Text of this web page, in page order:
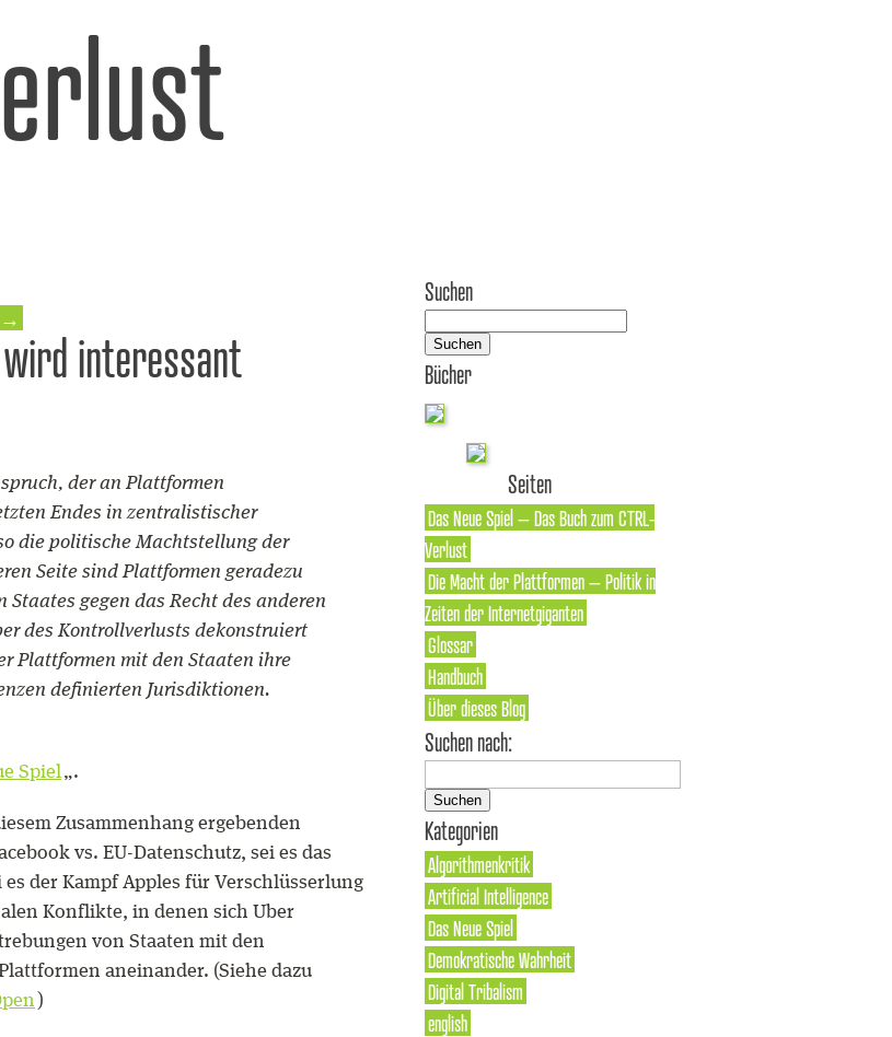
→
interessant
der an Plattformen
Endes in zentralistischer
die politische Machtstellung der
Seite sind Plattformen geradezu
Staates gegen das Recht des anderen
des Kontrollverlusts dekonstruiert
Plattformen mit den Staaten ihre
definierten Jurisdiktionen.
Spiel„.
Zusammenhang ergebenden
vs. EU-Datenschutz, sei es das
der Kampf Apples für Verschlüsserlung
Konflikte, in denen sich Uber
von Staaten mit den
aneinander. (Siehe dazu
)
Suchen
Suchen
Bücher
Seiten
Das Neue Spiel – Das Buch zum CTRL-
Verlust
Die Macht der Plattformen – Politik in
Zeiten der Internetgiganten
Glossar
Handbuch
Über dieses Blog
Suchen nach:
Kategorien
Algorithmenkritik
Artificial Intelligence
Das Neue Spiel
Demokratische Wahrheit
Digital Tribalism
english